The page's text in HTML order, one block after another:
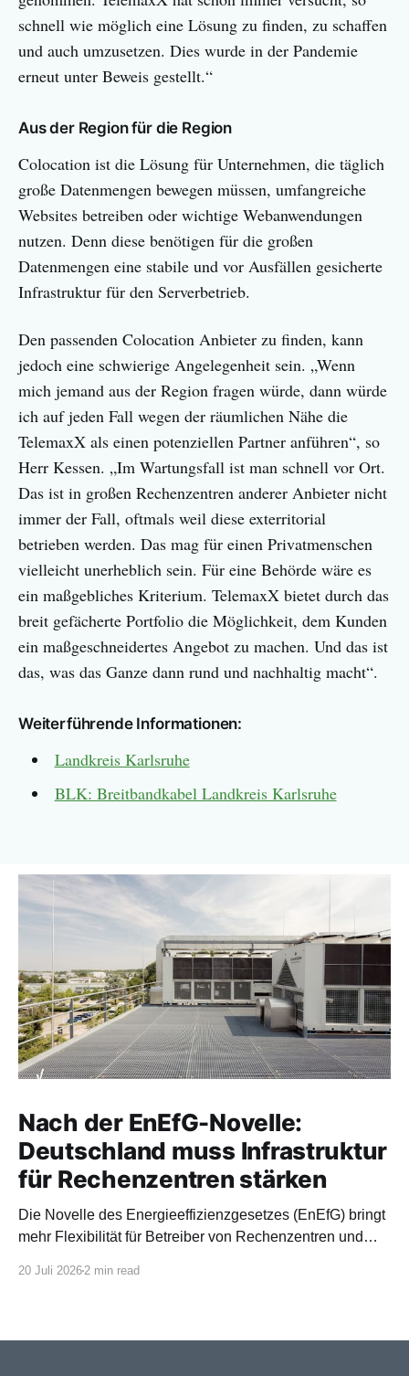
schnell wie möglich eine Lösung zu finden, zu schaffen
und auch umzusetzen. Dies wurde in der Pandemie
erneut unter Beweis gestellt.“
Aus der Region für die Region
Colocation ist die Lösung für Unternehmen, die täglich
große Datenmengen bewegen müssen, umfangreiche
Websites betreiben oder wichtige Webanwendungen
nutzen. Denn diese benötigen für die großen
Datenmengen eine stabile und vor Ausfällen gesicherte
Infrastruktur für den Serverbetrieb.
Den passenden Colocation Anbieter zu finden, kann
jedoch eine schwierige Angelegenheit sein. „Wenn
mich jemand aus der Region fragen würde, dann würde
ich auf jeden Fall wegen der räumlichen Nähe die
TelemaxX als einen potenziellen Partner anführen“, so
Herr Kessen. „Im Wartungsfall ist man schnell vor Ort.
Das ist in großen Rechenzentren anderer Anbieter nicht
immer der Fall, oftmals weil diese exterritorial
betrieben werden. Das mag für einen Privatmenschen
vielleicht unerheblich sein. Für eine Behörde wäre es
ein maßgebliches Kriterium. TelemaxX bietet durch das
breit gefächerte Portfolio die Möglichkeit, dem Kunden
ein maßgeschneidertes Angebot zu machen. Und das ist
das, was das Ganze dann rund und nachhaltig macht“.
Weiterführende Informationen:
Landkreis Karlsruhe
BLK: Breitbandkabel Landkreis Karlsruhe
Nach der EnEfG-Novelle:
Deutschland muss Infrastruktur
für Rechenzentren stärken
Die Novelle des Energieeffizienzgesetzes (EnEfG) bringt
mehr Flexibilität für Betreiber von Rechenzentren und
20 Juli 20262 min read